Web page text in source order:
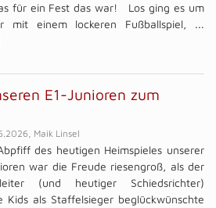
für ein Fest das war! Los ging es um
mit einem lockeren Fußballspiel, ...
E1-Junioren zum
Maik Linsel
des heutigen Heimspieles unserer
war die Freude riesengroß, als der
(und heutiger Schiedsrichter)
Kids als Staffelsieger beglückwünschte